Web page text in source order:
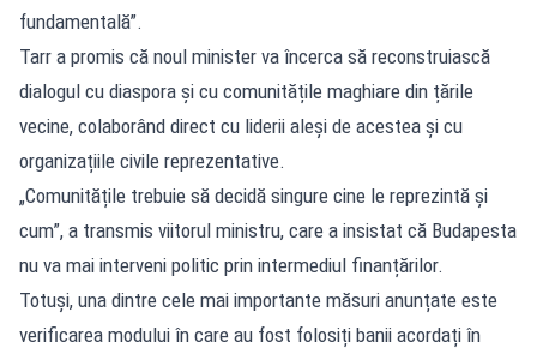
fundamentală”.
Tarr a promis că noul minister va încerca să reconstruiască
dialogul cu diaspora și cu comunitățile maghiare din țările
vecine, colaborând direct cu liderii aleși de acestea și cu
organizațiile civile reprezentative.
„Comunitățile trebuie să decidă singure cine le reprezintă și
cum”, a transmis viitorul ministru, care a insistat că Budapesta
nu va mai interveni politic prin intermediul finanțărilor.
Totuși, una dintre cele mai importante măsuri anunțate este
verificarea modului în care au fost folosiți banii acordați în